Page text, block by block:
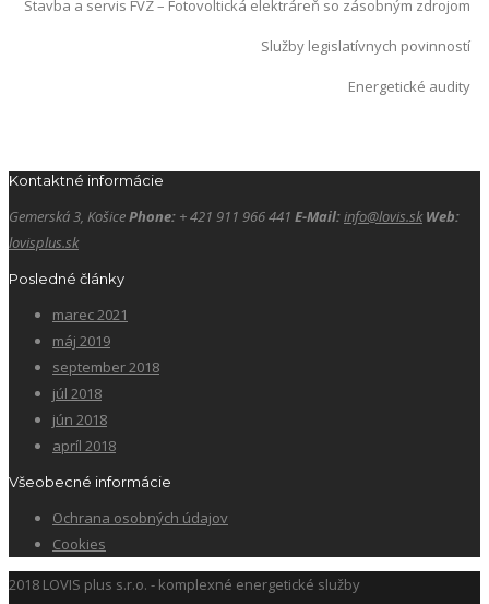
Stavba a servis FVZ – Fotovoltická elektráreň so zásobným zdrojom
Služby legislatívnych povinností
Energetické audity
Kontaktné informácie
Gemerská 3, KošicePhone: + 421 911 966 441 E-Mail:info@lovis.sk Web:
lovisplus.sk
Posledné články
marec 2021
máj 2019
september 2018
júl 2018
jún 2018
apríl 2018
Všeobecné informácie
Ochrana osobných údajov
Cookies
2018 LOVIS plus s.r.o. - komplexné energetické služby